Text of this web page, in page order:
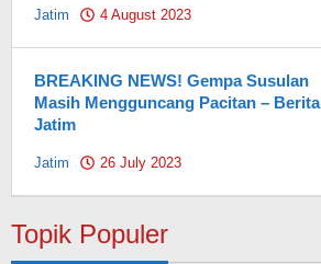
Jatim 4 August 2023
BREAKING NEWS! Gempa Susulan
Masih Mengguncang Pacitan – Berita
Jatim
Jatim 26 July 2023
Topik Populer